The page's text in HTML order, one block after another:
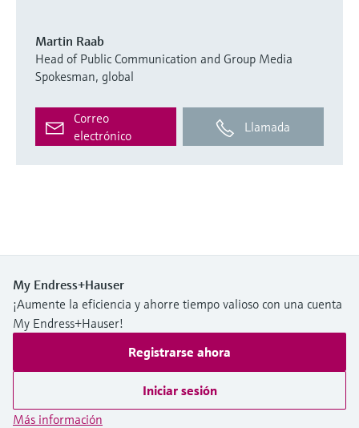
Martin Raab
Head of Public Communication and Group Media
Spokesman, global
Correo
electrónico
Llamada
My Endress+Hauser
¡Aumente la eficiencia y ahorre tiempo valioso con una cuenta
My Endress+Hauser!
Registrarse ahora
Iniciar sesión
Más información